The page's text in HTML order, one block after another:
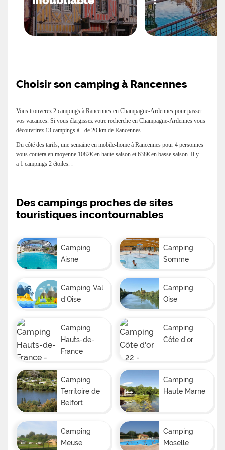
Choisir son camping à Rancennes
Vous trouverez 2 campings à Rancennes en Champagne-Ardennes pour passer
vos vacances. Si vous élargissez votre recherche en Champagne-Ardennes vous
découvrirez 13 campings à - de 20 km de Rancennes.
Du côté des tarifs, une semaine en mobile-home à Rancennes pour 4 personnes
vous coutera en moyenne 1082€ en haute saison et 638€ en basse saison. Il y
a 1 campings 2 étoiles. .
Des campings proches de sites
touristiques incontournables
Camping
Aisne
Camping
Somme
Camping Val
d'Oise
Camping
Oise
Camping
Hauts-de-
France
Camping
Côte d'or
Camping
Territoire de
Belfort
Camping
Haute Marne
Camping
Meuse
Camping
Moselle